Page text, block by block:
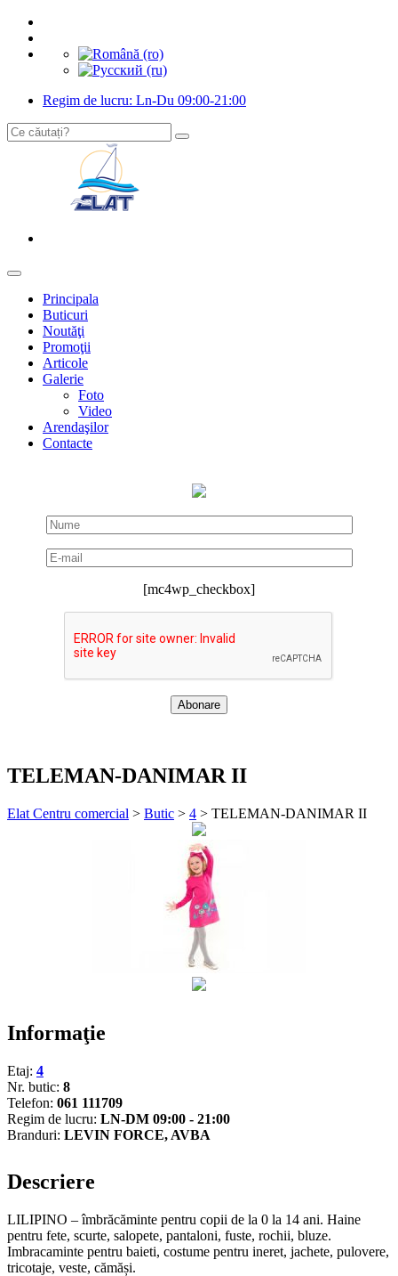
Regim de lucru: Ln-Du 09:00-21:00
Principala
Buticuri
Noutăţi
Promoţii
Articole
Galerie
Foto
Video
Arendaşilor
Contacte
[mc4wp_checkbox]
TELEMAN-DANIMAR II
Elat Centru comercial > Butic > 4 > TELEMAN-DANIMAR II
Informaţie
Etaj: 4
Nr. butic: 8
Telefon: 061 111709
Regim de lucru: LN-DM 09:00 - 21:00
Branduri: LEVIN FORCE, AVBA
Descriere
LILIPINO – îmbrăcăminte pentru copii de la 0 la 14 ani. Haine
pentru fete, scurte, salopete, pantaloni, fuste, rochii, bluze.
Imbracaminte pentru baieti, costume pentru ineret, jachete, pulovere,
tricotaje, veste, cămăși.